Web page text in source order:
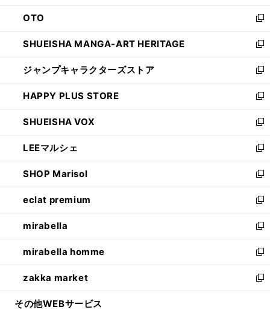
ウ
で
開
く
ン
ド
ウ
で
開
く
OTO
新
し
い
ウ
ィ
ン
ド
ウ
で
開
く
SHUEISHA MANGA-ART HERITAGE
新
し
い
ウ
ィ
ン
ド
ウ
で
開
く
ジャンプキャラクターズストア
新
し
い
ウ
ィ
ン
ド
ウ
で
開
く
HAPPY PLUS STORE
新
し
い
ウ
ィ
ン
ド
ウ
で
開
く
SHUEISHA VOX
新
し
い
ウ
ィ
ン
ド
ウ
で
開
く
LEEマルシェ
新
し
い
ウ
ィ
ン
ド
ウ
で
開
く
SHOP Marisol
新
し
い
ウ
ィ
ン
ド
ウ
で
開
eclat premium
新
し
い
ウ
ィ
ン
ド
ウ
mirabella
新
し
い
ウ
ィ
ン
mirabella homme
新
し
い
ウ
zakka market
新
し
その他WEBサービス